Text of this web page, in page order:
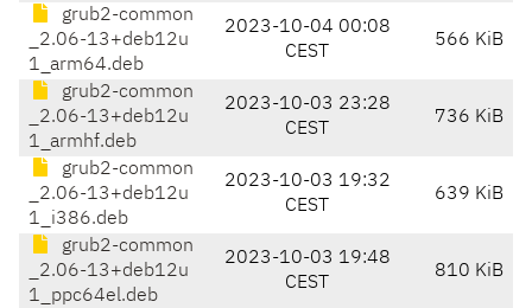
grub2-common
_2.06-13+deb12u
1_arm64.deb
2023-10-04 00:08
CEST
566 KiB
grub2-common
_2.06-13+deb12u
1_armhf.deb
2023-10-03 23:28
CEST
736 KiB
grub2-common
_2.06-13+deb12u
1_i386.deb
2023-10-03 19:32
CEST
639 KiB
grub2-common
_2.06-13+deb12u
1_ppc64el.deb
2023-10-03 19:48
CEST
810 KiB